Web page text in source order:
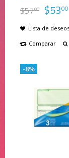
$5700 $5300
Lista de deseos
Comparar
-8%